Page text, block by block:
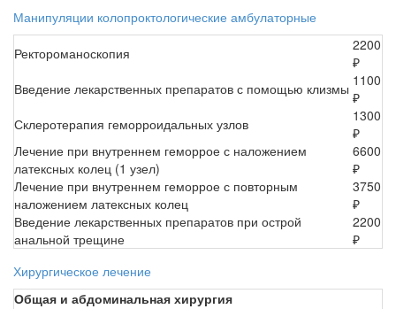
Манипуляции колопроктологические амбулаторные
Ректороманоскопия
2200
₽
Введение лекарственных препаратов с помощью клизмы 1100
₽
Склеротерапия геморроидальных узлов
1300
₽
Лечение при внутреннем геморрое с наложением
латексных колец (1 узел)
6600
₽
Лечение при внутреннем геморрое с повторным
наложением латексных колец
3750
₽
Введение лекарственных препаратов при острой
анальной трещине
2200
₽
Хирургическое лечение
Общая и абдоминальная хирургия